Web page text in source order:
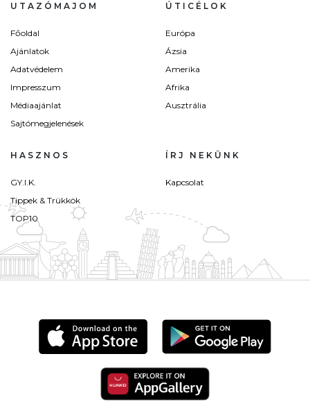
UTAZÓMAJOM
Főoldal
Ajánlatok
Adatvédelem
Impresszum
Médiaajánlat
Sajtómegjelenések
ÚTICÉLOK
Európa
Ázsia
Amerika
Afrika
Ausztrália
HASZNOS
GY.I.K.
Tippek & Trükkök
TOP10
ÍRJ NEKÜNK
Kapcsolat